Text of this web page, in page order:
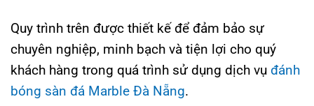
Quy trình trên được thiết kế để đảm bảo sự
chuyên nghiệp, minh bạch và tiện lợi cho quý
khách hàng trong quá trình sử dụng dịch vụ đánh
bóng sàn đá Marble Đà Nẵng.